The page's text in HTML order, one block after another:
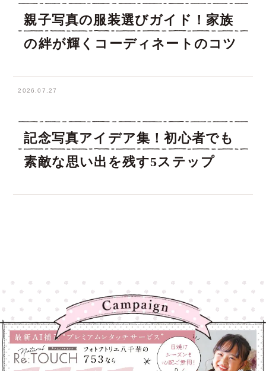
親子写真の服装選びガイド！家族
の絆が輝くコーディネートのコツ
2026.07.27
記念写真アイデア集！初心者でも
素敵な思い出を残す5ステップ